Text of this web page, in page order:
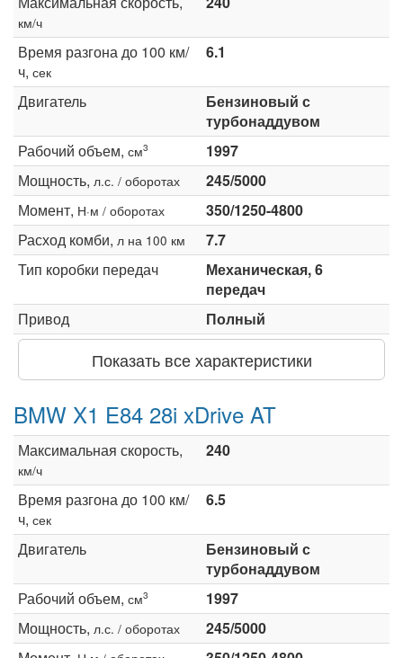
км/ч
Время разгона до 100 км/
ч, сек
6.1
Двигатель
Бензиновый с
турбонаддувом
Рабочий объем, см3
1997
Мощность, л.с. / оборотах
245/5000
Момент, Н·м / оборотах
350/1250-4800
Расход комби, л на 100 км
7.7
Тип коробки передач
Механическая, 6
передач
Привод
Полный
Показать все характеристики
BMW X1 E84 28i xDrive AT
Максимальная скорость,
км/ч
240
Время разгона до 100 км/
ч, сек
6.5
Двигатель
Бензиновый с
турбонаддувом
Рабочий объем, см3
1997
Мощность, л.с. / оборотах
245/5000